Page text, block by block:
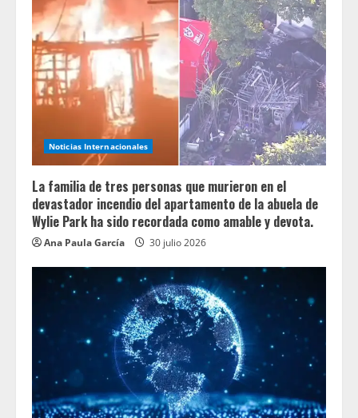
Noticias Internacionales
La familia de tres personas que murieron en el
devastador incendio del apartamento de la abuela de
Wylie Park ha sido recordada como amable y devota.
Ana Paula García 30 julio 2026